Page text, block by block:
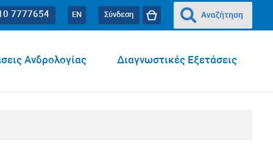
Σύνδεση
EN
7777654
Διαγνωστικές Εξετάσεις
Ανδρολογίας